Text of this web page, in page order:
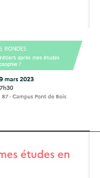
études en